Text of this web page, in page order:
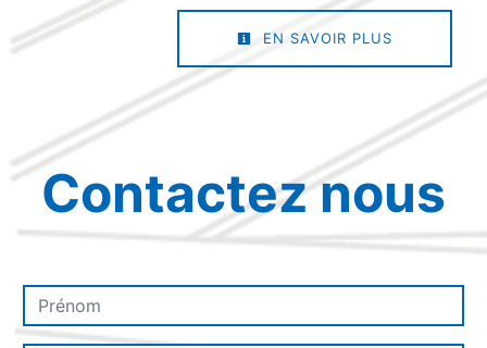
EN SAVOIR PLUS
Contactez nous